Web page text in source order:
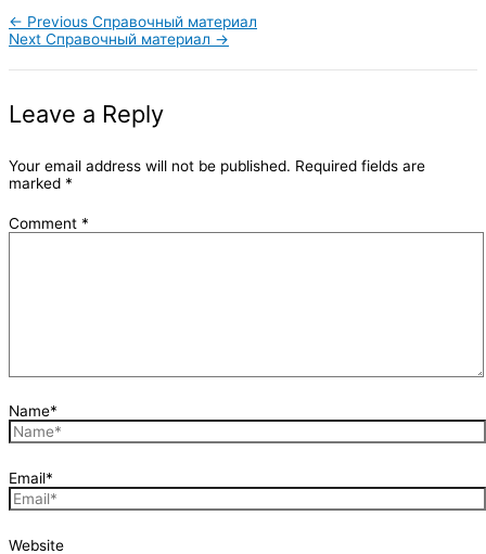
← Previous Справочный материал
Next Справочный материал →
Leave a Reply
Your email address will not be published. Required fields are
marked *
Comment *
Name*
Email*
Website